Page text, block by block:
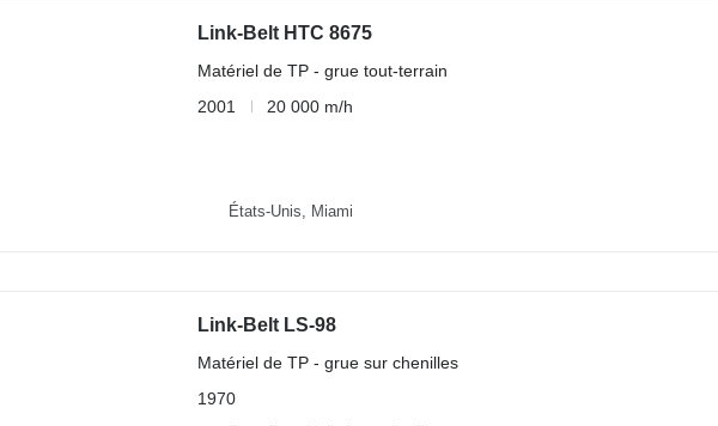
Link-Belt HTC 8675
Matériel de TP - grue tout-terrain
2001
20 000 m/h
États-Unis, Miami
Link-Belt LS-98
Matériel de TP - grue sur chenilles
1970